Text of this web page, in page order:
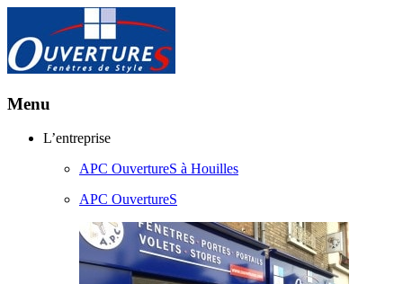
Menu
Aller
L’entreprise
APC OuvertureS à Houilles
APC OuvertureS